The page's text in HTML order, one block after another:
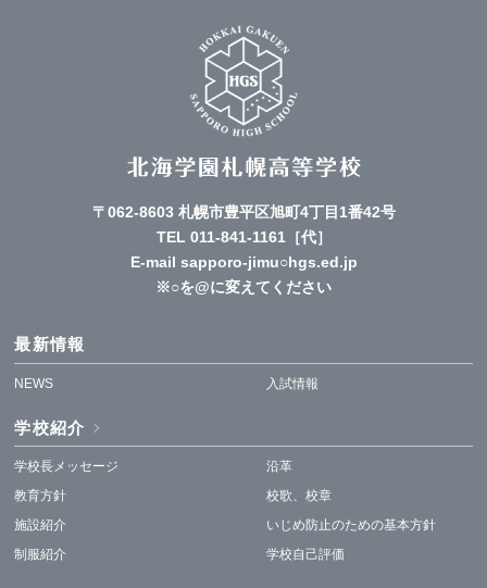
〒062-8603 札幌市豊平区旭町4丁目1番42号
TEL 011-841-1161［代］
E-mail sapporo-jimu○hgs.ed.jp
※○を@に変えてください
最新情報
NEWS 入試情報
学校紹介
学校長メッセージ
教育方針
施設紹介
制服紹介
沿革
校歌、校章
いじめ防止のための基本方針
学校自己評価